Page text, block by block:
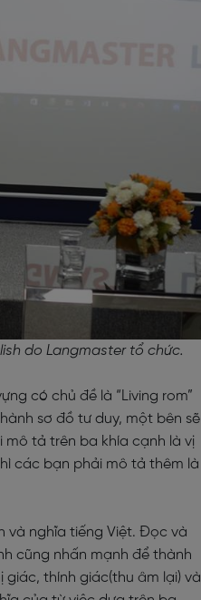
do Langmaster tổ chức.
có chủ đề là “Living rom”
sơ đồ tư duy, một bên sẽ
mô tả trên ba khía cạnh là vị
các bạn phải mô tả thêm là
và nghĩa tiếng Việt. Đọc và
cũng nhấn mạnh để thành
thính giác(thu âm lại) và